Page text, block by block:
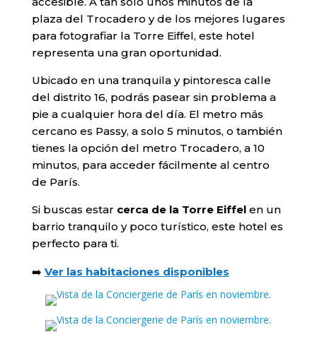
plaza del Trocadero y de los mejores lugares
para fotografiar la Torre Eiffel, este hotel
representa una gran oportunidad.
Ubicado en una tranquila y pintoresca calle
del distrito 16, podrás pasear sin problema a
pie a cualquier hora del día. El metro más
cercano es Passy, a solo 5 minutos, o también
tienes la opción del metro Trocadero, a 10
minutos, para acceder fácilmente al centro
de París.
Si buscas estar cerca de la Torre Eiffelen un
barrio tranquilo y poco turístico, este hotel es
perfecto para ti.
➡️ Ver las habitaciones disponibles